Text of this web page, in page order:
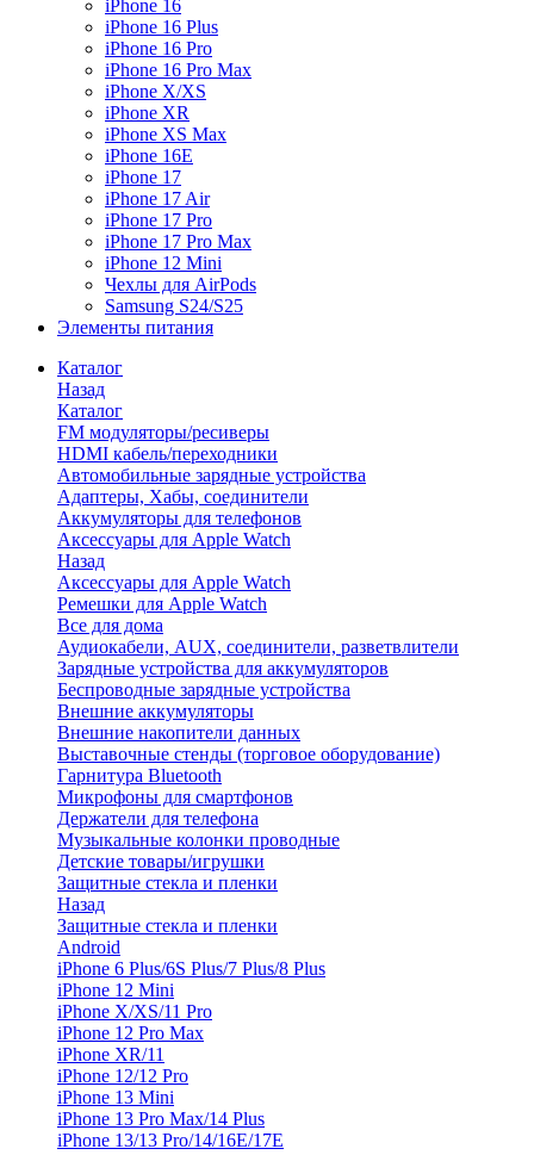
iPhone 16
iPhone 16 Plus
iPhone 16 Pro
iPhone 16 Pro Max
iPhone X/XS
iPhone XR
iPhone XS Max
iPhone 16E
iPhone 17
iPhone 17 Air
iPhone 17 Pro
iPhone 17 Pro Max
iPhone 12 Mini
Чехлы для AirPods
Samsung S24/S25
Элементы питания
Каталог
Назад
Каталог
FM модуляторы/ресиверы
HDMI кабель/переходники
Автомобильные зарядные устройства
Адаптеры, Хабы, соединители
Аккумуляторы для телефонов
Аксессуары для Apple Watch
Назад
Аксессуары для Apple Watch
Ремешки для Apple Watch
Все для дома
Аудиокабели, AUX, соединители, разветвлители
Зарядные устройства для аккумуляторов
Беспроводные зарядные устройства
Внешние аккумуляторы
Внешние накопители данных
Выставочные стенды (торговое оборудование)
Гарнитура Bluetooth
Микрофоны для смартфонов
Держатели для телефона
Музыкальные колонки проводные
Детские товары/игрушки
Защитные стекла и пленки
Назад
Защитные стекла и пленки
Android
iPhone 6 Plus/6S Plus/7 Plus/8 Plus
iPhone 12 Mini
iPhone X/XS/11 Pro
iPhone 12 Pro Max
iPhone XR/11
iPhone 12/12 Pro
iPhone 13 Mini
iPhone 13 Pro Max/14 Plus
iPhone 13/13 Pro/14/16E/17E